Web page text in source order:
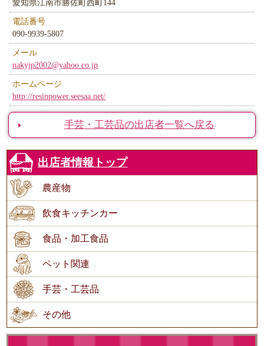
愛知県江南市勝佐町西町144
電話番号
090-9939-5807
メール
nakyjp2002@yahoo.co.jp
ホームページ
http://resinpower.seesaa.net/
手芸・工芸品の出店者一覧へ戻る
出店者情報トップ
農産物
飲食キッチンカー
食品・加工食品
ペット関連
手芸・工芸品
その他